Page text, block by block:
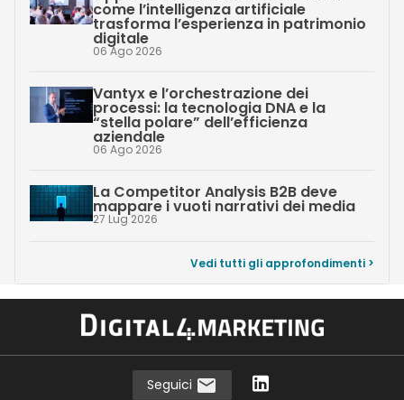
come l’intelligenza artificiale
trasforma l’esperienza in patrimonio
digitale
06 Ago 2026
Vantyx e l’orchestrazione dei
processi: la tecnologia DNA e la
“stella polare” dell’efficienza
aziendale
06 Ago 2026
La Competitor Analysis B2B deve
mappare i vuoti narrativi dei media
27 Lug 2026
Vedi tutti gli approfondimenti >
Seguici